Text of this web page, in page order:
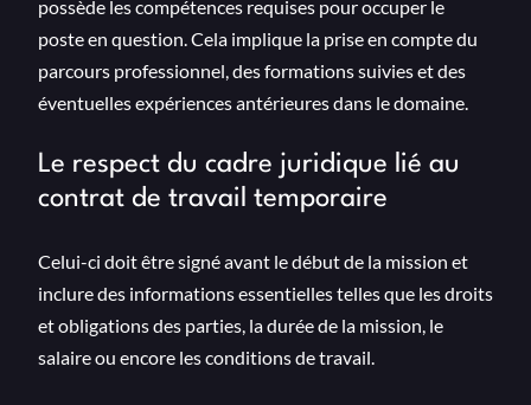
possède les compétences requises pour occuper le
poste en question. Cela implique la prise en compte du
parcours professionnel, des formations suivies et des
éventuelles expériences antérieures dans le domaine.
Le respect du cadre juridique lié au
contrat de travail temporaire
Celui-ci doit être signé avant le début de la mission et
inclure des informations essentielles telles que les droits
et obligations des parties, la durée de la mission, le
salaire ou encore les conditions de travail.